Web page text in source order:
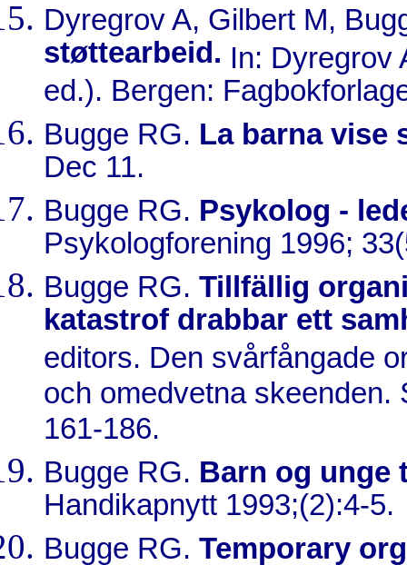
Dyregrov A, Gilbert M,
støttearbeid. In: Dyregrov
ed.). Bergen:
Bugge RG. La barna vise
Dec 11.
Bugge RG. Psykolog -
Psykologforening 1996;
Bugge RG. Tillfällig
katastrof drabbar ett
editors. Den svårfångade
och omedvetna skeenden.
161-186.
Bugge RG. Barn og unge
Handikapnytt 1993;(2):4-5.
Bugge RG. Temporary